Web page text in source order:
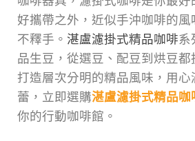
好攜帶之外，近似手沖咖啡的風
不釋手。 湛盧濾掛式精品咖啡系
品生豆，從選豆、配豆到烘豆都
打造層次分明的精品風味，用心
蕾，立即選購湛盧濾掛式精品咖
你的行動咖啡館。